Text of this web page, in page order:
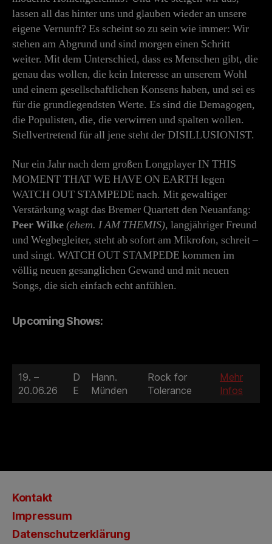
lassen all das hinter uns und glauben wieder an unsere
eigene Vernunft? Es scheint so zu sein wie immer: Wir
stehen am Abgrund und sind morgen einen Schritt
weiter. Mit dem Unterschied, dass es Menschen gibt, die
genau das wollen, die kein Interesse an unserem Wohl
und einem gesellschaftlichen Konsens haben, und sei es
für die grundlegendsten Werte. Es sind die Demagogen,
die Populisten, die, die verwirren und spalten wollen.
Stellvertretend für all jene steht der DISILLUSIONIST.
Nur ein Jahr nach dem großen Longplayer IN THIS
MOMENT THAT WE HAVE ON EARTH legen
WATCH OUT STAMPEDE nach. Mit gewaltiger
Verstärkung wagt das Bremer Quartett den Neuanfang:
Peer Wilke(ehem. I AM THEMIS), langjähriger Freund
und Wegbegleiter, steht ab sofort am Mikrofon, schreit –
und singt. WATCH OUT STAMPEDE kommen im
völlig neuen gesanglichen Gewand und mit neuen
Songs, die sich einfach echt anfühlen.
Upcoming Shows:
19. –
20.06.26
D
E
Hann.
Münden
Rock for
Tolerance
Mehr
Infos
Kontakt
Impressum
Datenschutzerklärung